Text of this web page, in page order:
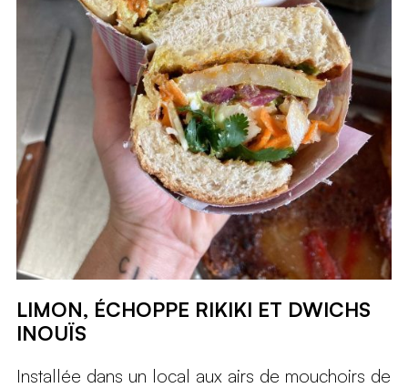
LIMON, ÉCHOPPE RIKIKI ET DWICHS
INOUÏS
Installée dans un local aux airs de mouchoirs de